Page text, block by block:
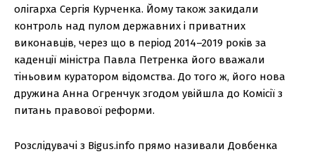
олігарха Сергія Курченка. Йому також закидали
контроль над пулом державних і приватних
виконавців, через що в період 2014–2019 років за
каденції міністра Павла Петренка його вважали
тіньовим куратором відомства. До того ж, його нова
дружина Анна Огренчук згодом увійшла до Комісії з
питань правової реформи.
Розслідувачі з Bigus.info прямо називали Довбенка